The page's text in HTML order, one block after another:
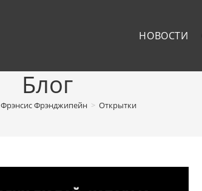
НОВОСТИ
Блог
Фрэнсис Фрэнджипейн > Открытки